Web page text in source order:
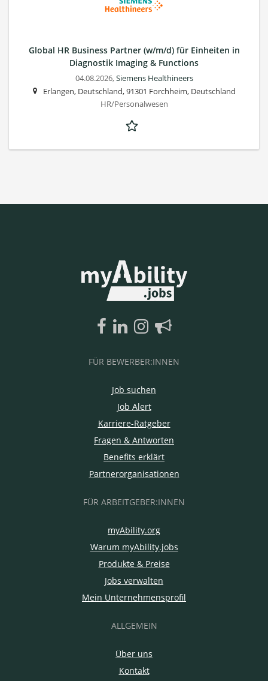
Global HR Business Partner (w/m/d) für Einheiten in
Diagnostik Imaging & Functions
04.08.2026,Siemens Healthineers
Erlangen, Deutschland, 91301 Forchheim, Deutschland
HR/Personalwesen
FÜR BEWERBER:INNEN
Job suchen
Job Alert
Karriere-Ratgeber
Fragen & Antworten
Benefits erklärt
Partnerorganisationen
FÜR ARBEITGEBER:INNEN
myAbility.org
Warum myAbility.jobs
Produkte & Preise
Jobs verwalten
Mein Unternehmensprofil
ALLGEMEIN
Über uns
Kontakt